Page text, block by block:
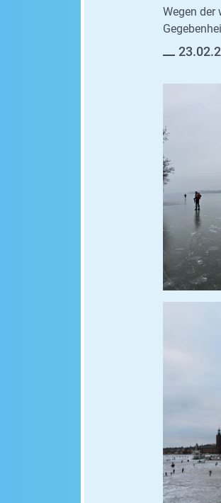
Wegen der